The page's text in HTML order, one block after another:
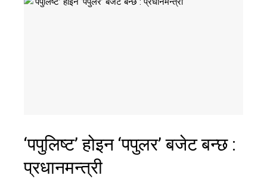
‘पपुलिष्ट’ होइन ‘पपुलर’ बजेट बन्छ :
प्रधानमन्त्री